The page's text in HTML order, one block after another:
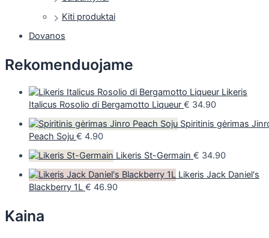
Kiti produktai
Dovanos
Rekomenduojame
Likeris
Italicus Rosolio di Bergamotto Liqueur € 34.90
Spiritinis gėrimas
Peach Soju € 4.90
Likeris St-Germain € 34.90
Likeris Jack Daniel's
Blackberry 1L € 46.90
Kaina